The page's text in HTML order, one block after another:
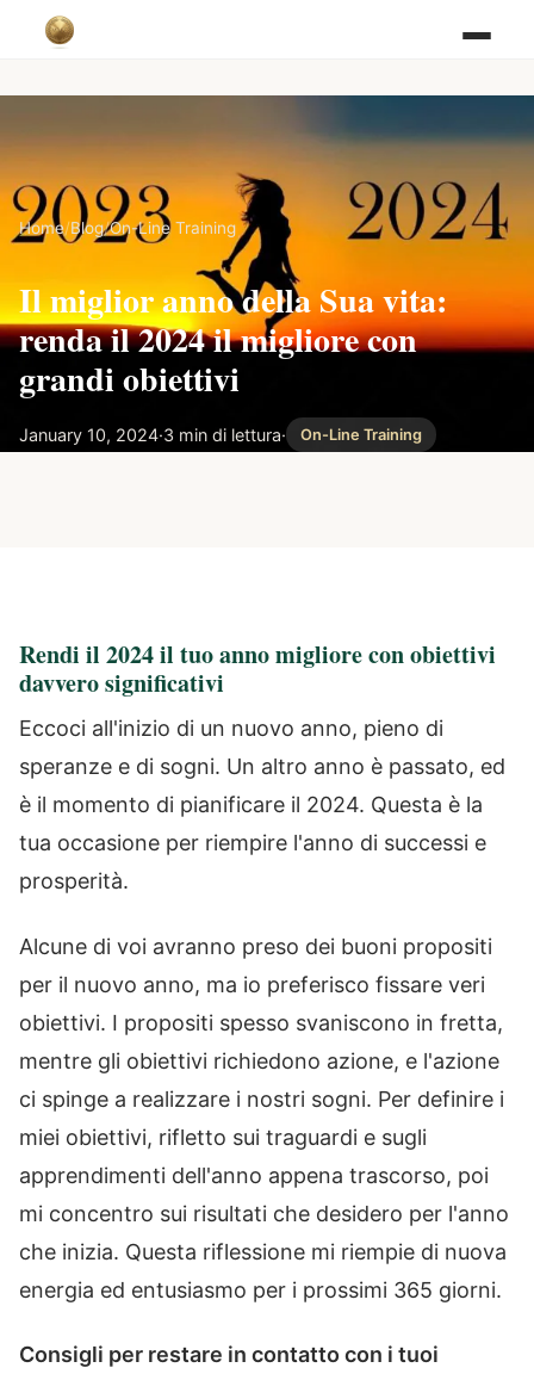
Home/Blog/On-Line Training
Il miglior anno della Sua vita:
renda il 2024 il migliore con
grandi obiettivi
January 10, 2024·3 min di lettura· On-Line Training
Rendi il 2024 il tuo anno migliore con obiettivi
davvero significativi
Eccoci all'inizio di un nuovo anno, pieno di
speranze e di sogni. Un altro anno è passato, ed
è il momento di pianificare il 2024. Questa è la
tua occasione per riempire l'anno di successi e
prosperità.
Alcune di voi avranno preso dei buoni propositi
per il nuovo anno, ma io preferisco fissare veri
obiettivi. I propositi spesso svaniscono in fretta,
mentre gli obiettivi richiedono azione, e l'azione
ci spinge a realizzare i nostri sogni. Per definire i
miei obiettivi, rifletto sui traguardi e sugli
apprendimenti dell'anno appena trascorso, poi
mi concentro sui risultati che desidero per l'anno
che inizia. Questa riflessione mi riempie di nuova
energia ed entusiasmo per i prossimi 365 giorni.
Consigli per restare in contatto con i tuoi